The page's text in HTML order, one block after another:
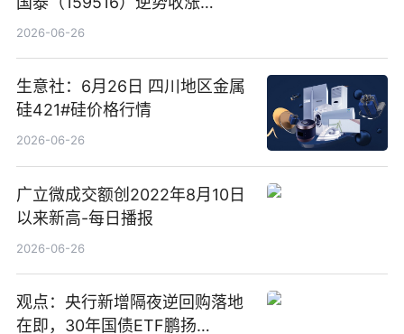
3.5%，近10日累计净流入超65
2026-06-26
生意社：6月26日 四川地区金属
硅421#硅价格行情
2026-06-26
广立微成交额创2022年8月10日
以来新高-每日播报
2026-06-26
观点：央行新增隔夜逆回购落地
在即，30年国债ETF鹏扬